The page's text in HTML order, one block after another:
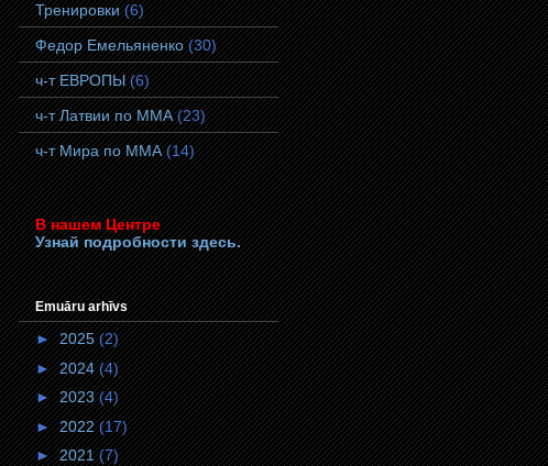
Тренировки (6)
Федор Емельяненко (30)
ч-т ЕВРОПЫ (6)
ч-т Латвии по ММА (23)
ч-т Мира по ММА (14)
В нашем Центре
Узнай подробности здесь.
Emuāru arhīvs
►2025(2)
►2024(4)
►2023(4)
►2022(17)
►2021(7)